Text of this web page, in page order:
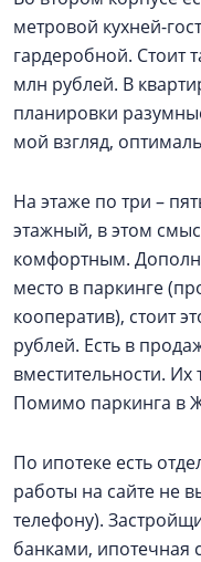
метровой кухней-
гардеробной. Стоит
млн рублей. В
планировки
мой взгляд,
На этаже по три –
этажный, в этом
комфортным.
место в паркинге
кооператив), стоит
рублей. Есть в
вместительности.
Помимо паркинга в
По ипотеке есть
работы на сайте не
телефону).
банками, ипотечная